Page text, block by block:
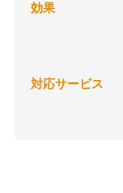
効果
対応サービス